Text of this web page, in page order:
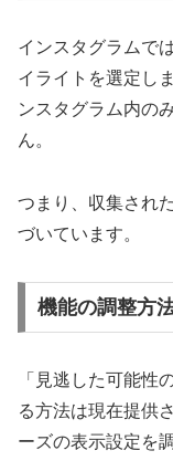
インスタグラムで
イライトを選定し
ンスタグラム内の
ん。
つまり、収集され
づいています。
機能の調整方
「見逃した可能性
る方法は現在提供
ーズの表示設定を